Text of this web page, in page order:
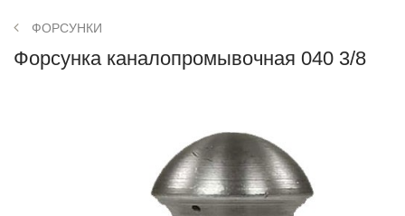
ФОРСУНКИ
Форсунка каналопромывочная 040 3/8